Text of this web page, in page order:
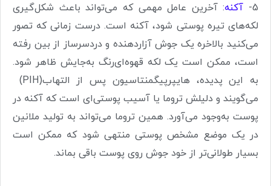
5- آکنه: آخرین عامل مهمی که می‌تواند باعث شکل‌گیری
لکه‌های تیره پوستی شود، آکنه است. درست زمانی که تصور
می‌کنید بالاخره یک جوش آزاردهنده و دردسرساز از بین رفته
است، ممکن است یک لکه قهوه‌ای‌رنگ به‌جایش ظاهر شود.
به این پدیده،‌ هایپرپیگمنتاسیون پس از التهاب(PIH)
می‌گویند و دلیلش تروما یا آسیب پوستی‌ای است که آکنه در
پوست به‌وجود می‌آورد. همین تروما می‌تواند به تولید ملانین
در یک موضع مشخص پوستی منتهی شود که ممکن است
بسیار طولانی‌تر از خود جوش روی پوست باقی بماند.